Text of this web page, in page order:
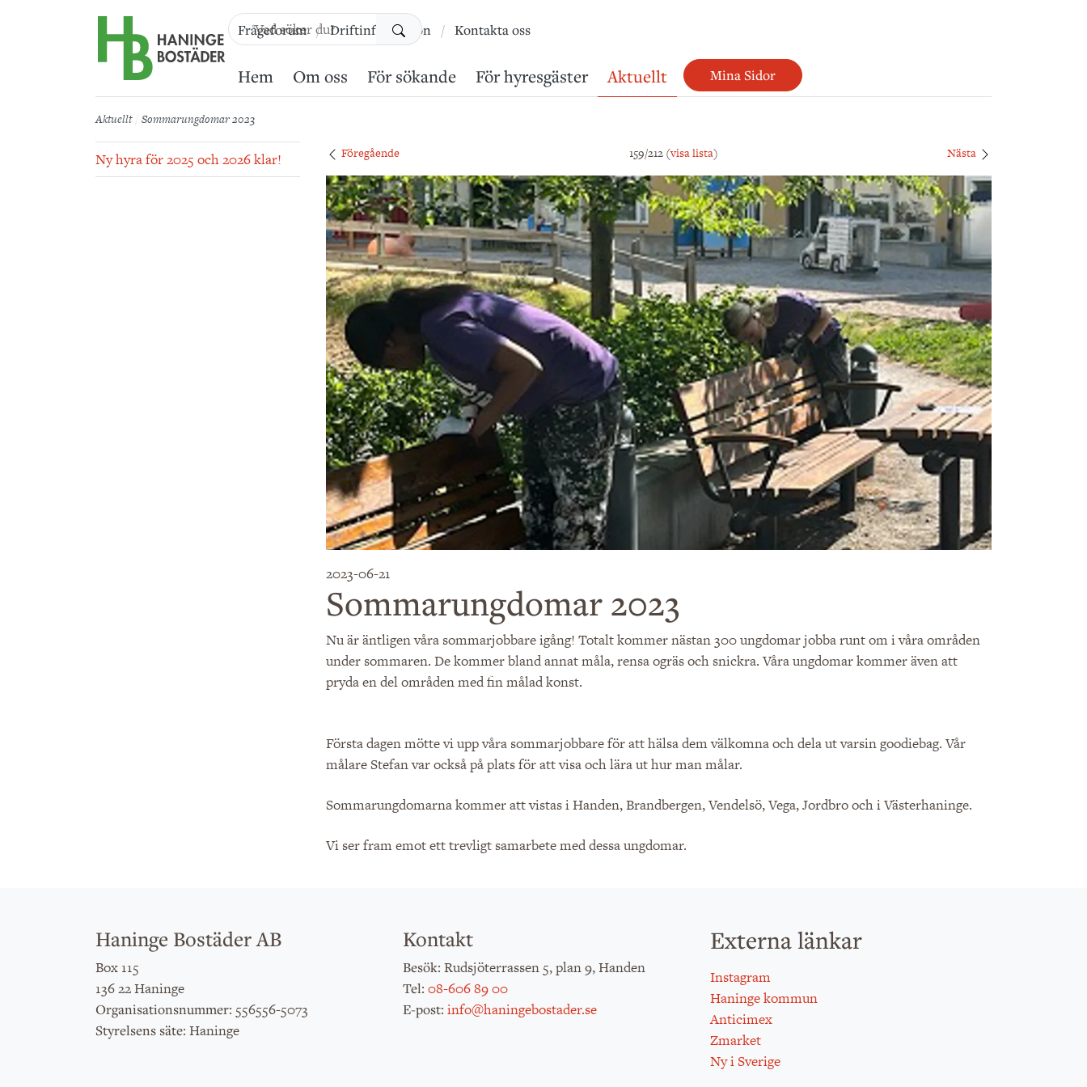
Sök
Hem Om oss För sökande För hyresgäster Aktuellt Mina Sidor
Frågeforum Driftinformation Kontakta oss
Aktuellt Sommarungdomar 2023
Ny hyra för 2025 och 2026 klar! Föregående 159/212 (visa lista) Nästa
2023-06-21
Sommarungdomar 2023
Nu är äntligen våra sommarjobbare igång! Totalt kommer nästan 300 ungdomar jobba runt om i våra områden
under sommaren. De kommer bland annat måla, rensa ogräs och snickra. Våra ungdomar kommer även att
pryda en del områden med fin målad konst.
Första dagen mötte vi upp våra sommarjobbare för att hälsa dem välkomna och dela ut varsin goodiebag. Vår
målare Stefan var också på plats för att visa och lära ut hur man målar.
Sommarungdomarna kommer att vistas i Handen, Brandbergen, Vendelsö, Vega, Jordbro och i Västerhaninge.
Vi ser fram emot ett trevligt samarbete med dessa ungdomar.
Haninge Bostäder AB
Box 115
136 22 Haninge
Organisationsnummer: 556556-5073
Styrelsens säte: Haninge
Kontakt
Besök: Rudsjöterrassen 5, plan 9, Handen
Tel: 08-606 89 00
E-post: info@haningebostader.se
Externa länkar
Instagram
Haninge kommun
Anticimex
Zmarket
Ny i Sverige